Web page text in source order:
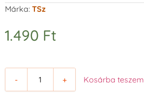
Márka: TSz
1.490 Ft
- + Kosárba teszem